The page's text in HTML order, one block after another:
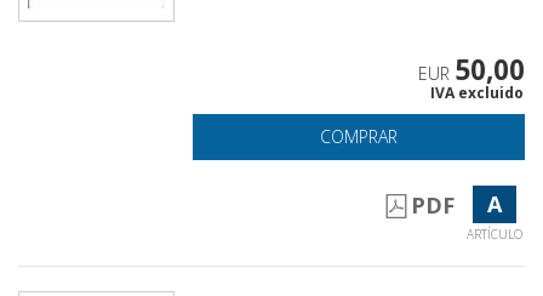
EUR 50,00
IVA excluido
COMPRAR
PDF A
ARTÍCULO